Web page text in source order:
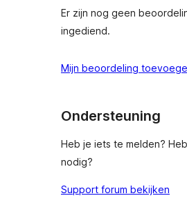
Er zijn nog geen
ingediend.
Mijn beoordeling
Ondersteuning
Heb je iets te melden?
nodig?
Support forum bekijken